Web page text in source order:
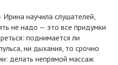
научила слушателей,
не надо — это все придумки
поднимается ли
ни дыхания, то срочно
делать непрямой массаж